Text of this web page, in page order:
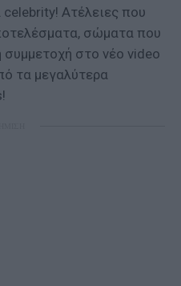
celebrity! Ατέλειες που
σώματα που
συμμετοχή στο νέο video
τα μεγαλύτερα